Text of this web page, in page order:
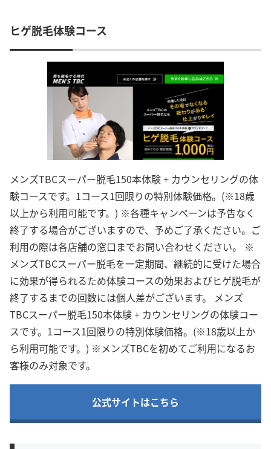
ヒゲ脱毛体験コース
メンズTBCスーパー脱毛150本体験 + カウンセリングの体
験コースです。1コース1回限りの特別体験価格。(※18歳
以上から利用可能です。) ※各種キャンペーンは予告なく
終了する場合がございますので、予めご了承ください。ご
利用の際は各店舗の窓口までお問い合わせください。 ※
メンズTBCスーパー脱毛を一定期間、継続的に受けた場合
に効果が得られるため体験コースの効果およびヒゲ脱毛が
終了するまでの回数には個人差がございます。 メンズ
TBCスーパー脱毛150本体験 + カウンセリングの体験コー
スです。1コース1回限りの特別体験価格。(※18歳以上か
ら利用可能です。) ※メンズTBCを初めてご利用になるお
客様のみ対象です。
公式サイトはこちら